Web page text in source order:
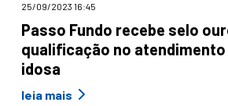
25/09/2023 16:45
Passo Fundo recebe selo
qualificação no atendimento
idosa
leia mais